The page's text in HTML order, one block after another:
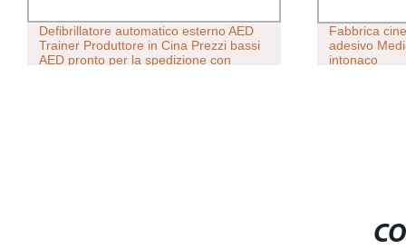
Defibrillatore automatico esterno AED
Trainer Produttore in Cina Prezzi bassi
AED pronto per la spedizione con
Fabbrica
adesivo
intonaco